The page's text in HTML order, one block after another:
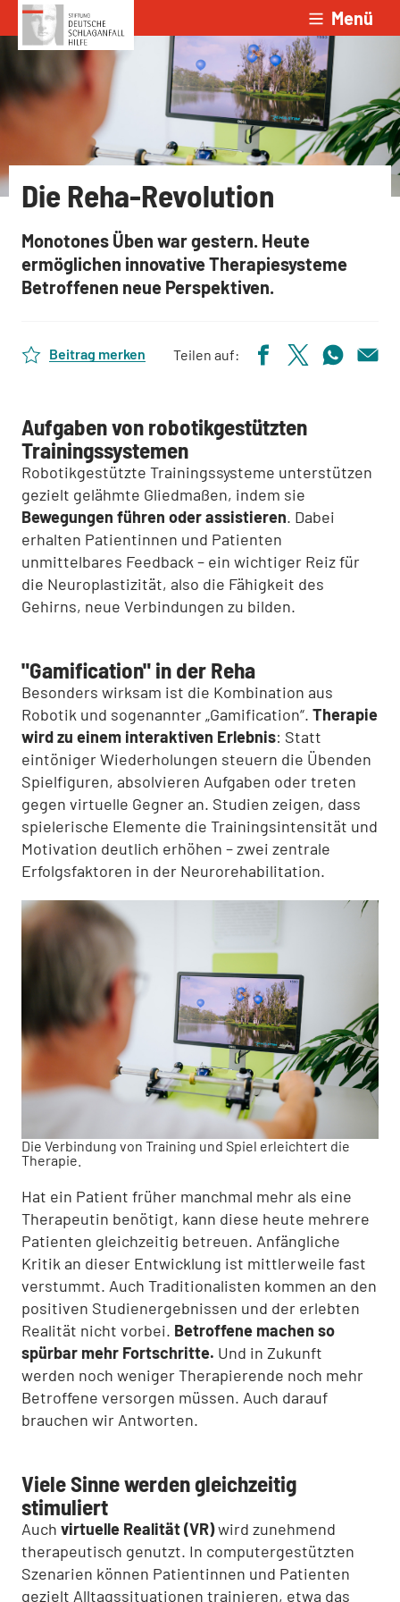
Zum Inhalt springen Menü
Die Reha-Revolution
Monotones Üben war gestern. Heute
ermöglichen innovative Therapiesysteme
Betroffenen neue Perspektiven.
Beitrag merken Teilen auf:
Aufgaben von robotikgestützten
Trainingssystemen
Robotikgestützte Trainingssysteme unterstützen
gezielt gelähmte Gliedmaßen, indem sie
Bewegungen führen oder assistieren. Dabei
erhalten Patientinnen und Patienten
unmittelbares Feedback – ein wichtiger Reiz für
die Neuroplastizität, also die Fähigkeit des
Gehirns, neue Verbindungen zu bilden.
"Gamification" in der Reha
Besonders wirksam ist die Kombination aus
Robotik und sogenannter „Gamification“. Therapie
wird zu einem interaktiven Erlebnis: Statt
eintöniger Wiederholungen steuern die Übenden
Spielfiguren, absolvieren Aufgaben oder treten
gegen virtuelle Gegner an. Studien zeigen, dass
spielerische Elemente die Trainingsintensität und
Motivation deutlich erhöhen – zwei zentrale
Erfolgsfaktoren in der Neurorehabilitation.
Die Verbindung von Training und Spiel erleichtert die
Therapie.
Hat ein Patient früher manchmal mehr als eine
Therapeutin benötigt, kann diese heute mehrere
Patienten gleichzeitig betreuen. Anfängliche
Kritik an dieser Entwicklung ist mittlerweile fast
verstummt. Auch Traditionalisten kommen an den
positiven Studienergebnissen und der erlebten
Realität nicht vorbei. Betroffene machen so
spürbar mehr Fortschritte. Und in Zukunft
werden noch weniger Therapierende noch mehr
Betroffene versorgen müssen. Auch darauf
brauchen wir Antworten.
Viele Sinne werden gleichzeitig
stimuliert
Auch virtuelle Realität (VR)wird zunehmend
therapeutisch genutzt. In computergestützten
Szenarien können Patientinnen und Patienten
gezielt Alltagssituationen trainieren, etwa das